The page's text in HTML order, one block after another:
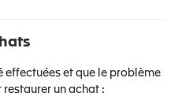
effectuées et que le problème
restaurer un achat :